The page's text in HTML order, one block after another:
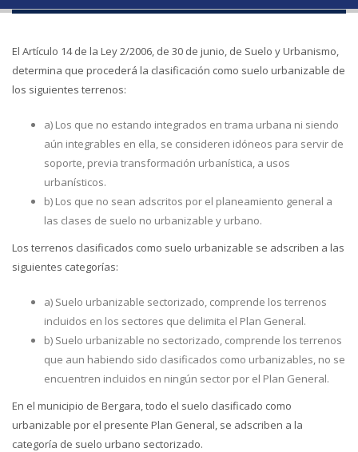
El Artículo 14 de la Ley 2/2006, de 30 de junio, de Suelo y Urbanismo,
determina que procederá la clasificación como suelo urbanizable de
los siguientes terrenos:
a) Los que no estando integrados en trama urbana ni siendo
aún integrables en ella, se consideren idóneos para servir de
soporte, previa transformación urbanística, a usos
urbanísticos.
b) Los que no sean adscritos por el planeamiento general a
las clases de suelo no urbanizable y urbano.
Los terrenos clasificados como suelo urbanizable se adscriben a las
siguientes categorías:
a) Suelo urbanizable sectorizado, comprende los terrenos
incluidos en los sectores que delimita el Plan General.
b) Suelo urbanizable no sectorizado, comprende los terrenos
que aun habiendo sido clasificados como urbanizables, no se
encuentren incluidos en ningún sector por el Plan General.
En el municipio de Bergara, todo el suelo clasificado como
urbanizable por el presente Plan General, se adscriben a la
categoría de suelo urbano sectorizado.